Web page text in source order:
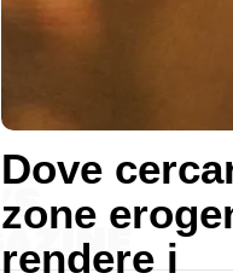
Dove
zone
rendere i